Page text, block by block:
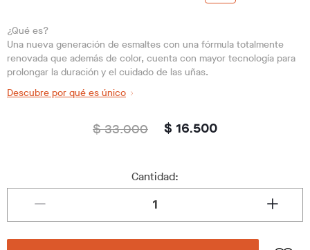
¿Qué es?
Una nueva generación de esmaltes con una fórmula totalmente
renovada que además de color, cuenta con mayor tecnología para
prolongar la duración y el cuidado de las uñas.
Descubre por qué es único
$ 33.000 $ 16.500
Cantidad: